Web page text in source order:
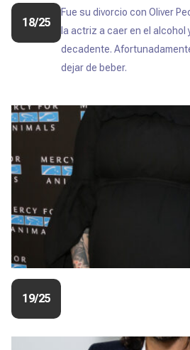
18/25
Fue su divorcio con Oliver
la actriz a caer en el alcohol
decadente.
dejar de beber.
19/25